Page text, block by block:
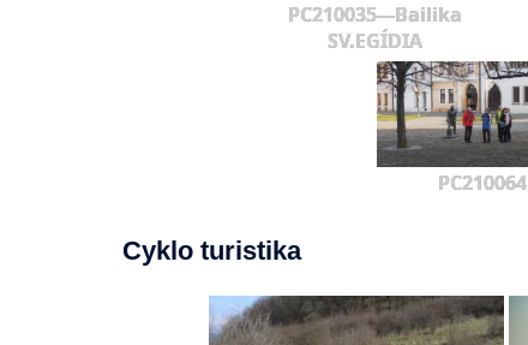
PC210035---Bailika
SV.EGÍDIA
PC210064
Cyklo turistika